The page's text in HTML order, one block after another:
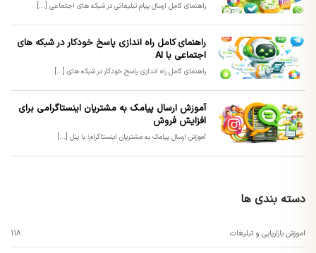
راهنمای کامل ارسال پیام تبلیغاتی در شبکه های اجتماعی [...]
راهنمای کامل راه اندازی پاسخ خودکار در شبکه های
اجتماعی با AI
راهنمای کامل راه اندازی پاسخ خودکار در شبکه های [...]
آموزش ارسال پیامک به مشتریان اینستاگرامی برای
افزایش فروش
آموزش ارسال پیامک به مشتریان اینستاگرام؛ با پنل [...]
دسته بندی ها
اموزش بازاریابی و تبلیغات 118